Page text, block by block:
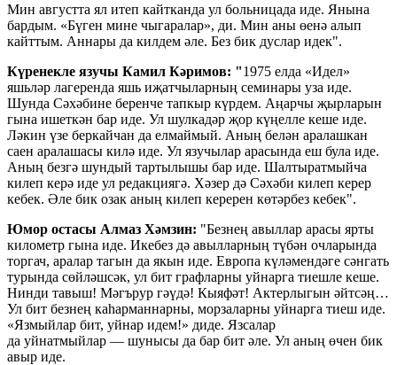
Мин августта ял итеп кайтканда ул больницада иде. Янына
бардым. «Бүген мине чыгаралар», ди. Мин аны өенә алып
кайттым. Аннары да килдем әле. Без бик дуслар идек".
Күренекле язучы Камил Кәримов: "1975 елда «Идел»
яшьләр лагеренда яшь иҗатчыларның семинары уза иде.
Шунда Сәхәбине беренче тапкыр күрдем. Аңарчы җырларын
гына ишеткән бар иде. Ул шулкадәр җор күңелле кеше иде.
Ләкин үзе беркайчан да елмаймый. Аның белән аралашкан
саен аралашасы килә иде. Ул язучылар арасында еш була иде.
Аның безгә шундый тартылышы бар иде. Шалтыратмыйча
килеп керә иде ул редакциягә. Хәзер дә Сәхәби килеп керер
кебек. Әле бик озак аның килеп керерен көтәрбез кебек".
Юмор остасы Алмаз Хәмзин: "Безнең авыллар арасы ярты
километр гына иде. Икебез дә авылларның түбән очларында
торгач, аралар тагын да якын иде. Европа күләмендәге сәнгать
турында сөйләшсәк, ул бит графларны уйнарга тиешле кеше.
Нинди тавыш! Мәгърур гәүдә! Кыяфәт! Актерлыгын әйтсәң…
Ул бит безнең каһарманнарны, морзаларны уйнарга тиеш иде.
«Язмыйлар бит, уйнар идем!» диде. Язсалар
да уйнатмыйлар — шунысы да бар бит әле. Ул аның өчен бик
авыр иде.